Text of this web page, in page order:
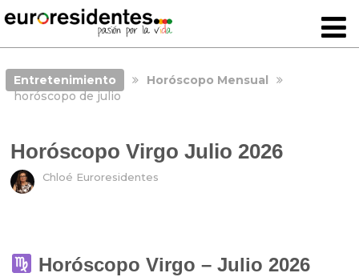
Entretenimiento
Horóscopo Mensual
horóscopo de julio
Horóscopo Virgo Julio 2026
Chloé Euroresidentes
Horóscopo Virgo – Julio 2026